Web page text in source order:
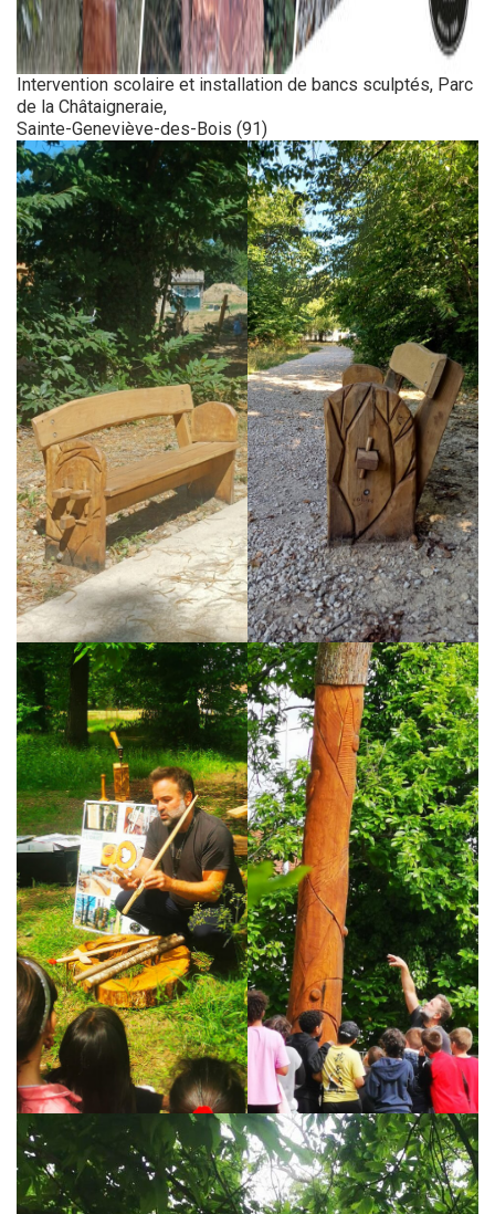
Intervention scolaire et installation de bancs sculptés, Parc
de la Châtaigneraie,
Sainte-Geneviève-des-Bois (91)